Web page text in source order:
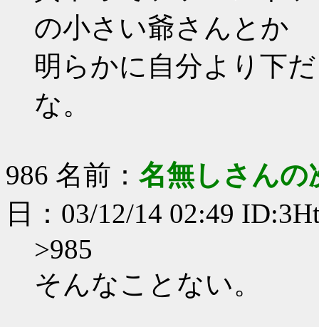
の小さい爺さんとか
明らかに自分より下
な。
986 名前： 名無しさんの
日：03/12/14 02:49
>985
そんなことない。